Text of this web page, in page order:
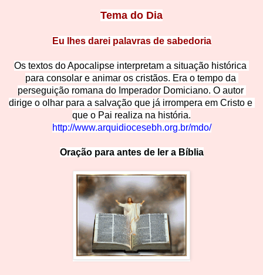
Tema do Dia
Eu lhes darei palavras de sabedoria
Os textos do Apocalipse interpretam a situação histórica
para consolar e animar os cristãos. Era o tempo da
perseguição romana do Imperador Domiciano. O autor
dirige o olhar para a salvação que já irrompera em Cristo e
que o Pai realiza na história.
http://www.arquidiocesebh.org.br/mdo/
Oração para antes de ler a Bíblia